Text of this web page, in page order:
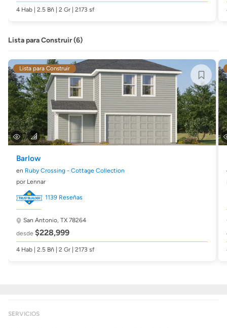
4 Hab | 2.5 Bñ | 2 Gr | 2173 sf
Lista para Construir (6)
Lista para Construir
Barlow
en Ruby Crossing - Cottage Collection
por Lennar
1139 Reseñas
San Antonio, TX 78264
desde $228,999
4 Hab | 2.5 Bñ | 2 Gr | 2173 sf
SERVICIOS